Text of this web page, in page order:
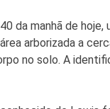
da manhã de
arborizada a
no solo. A